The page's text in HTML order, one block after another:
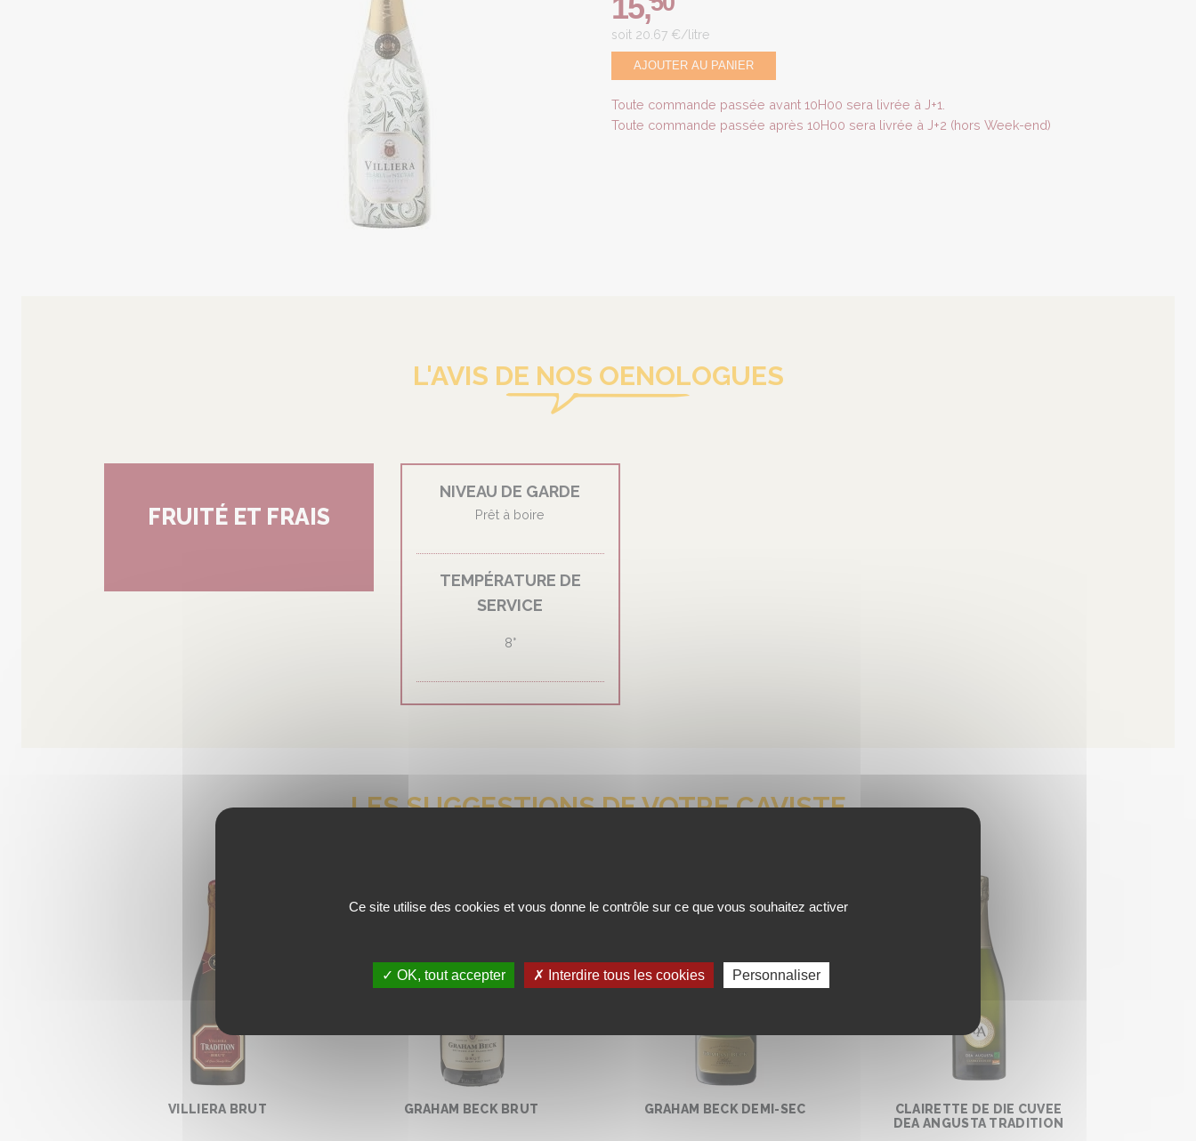
15
,
soit 20.67 €/litre
AJOUTER AU PANIER
Toute commande passée avant 10H00 sera livrée à J+1.
Toute commande passée après 10H00 sera livrée à J+2 (hors Week-end)
L'AVIS DE NOS OENOLOGUES
FRUITÉ ET FRAIS
NIVEAU DE GARDE
Prêt à boire
TEMPÉRATURE DE
SERVICE
8°
LES SUGGESTIONS DE VOTRE CAVISTE
VILLIERA BRUT GRAHAM BECK BRUT GRAHAM BECK DEMI-SEC
CLAIRETTE DE DIE CUVEE
DEA ANGUSTA TRADITION
Ce site utilise des cookies et vous donne le contrôle sur ce que vous souhaitez activer
✓ OK, tout accepter ✗ Interdire tous les cookies Personnaliser